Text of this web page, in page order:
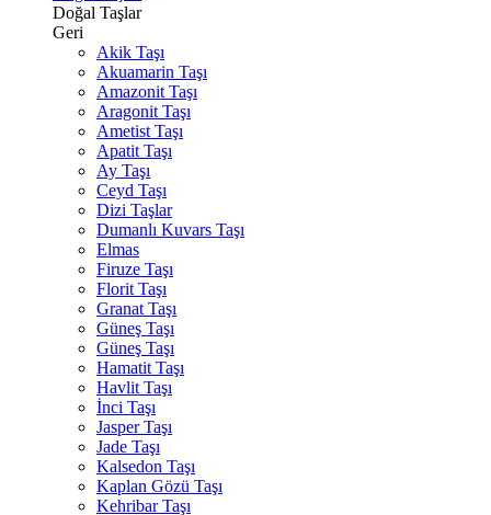
Doğal Taşlar
Geri
Akik Taşı
Akuamarin Taşı
Amazonit Taşı
Aragonit Taşı
Ametist Taşı
Apatit Taşı
Ay Taşı
Ceyd Taşı
Dizi Taşlar
Dumanlı Kuvars Taşı
Elmas
Firuze Taşı
Florit Taşı
Granat Taşı
Güneş Taşı
Güneş Taşı
Hamatit Taşı
Havlit Taşı
İnci Taşı
Jasper Taşı
Jade Taşı
Kalsedon Taşı
Kaplan Gözü Taşı
Kehribar Taşı